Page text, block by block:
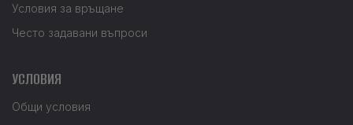
Условия за връщане
Често задавани въпроси
УСЛОВИЯ
Общи условия